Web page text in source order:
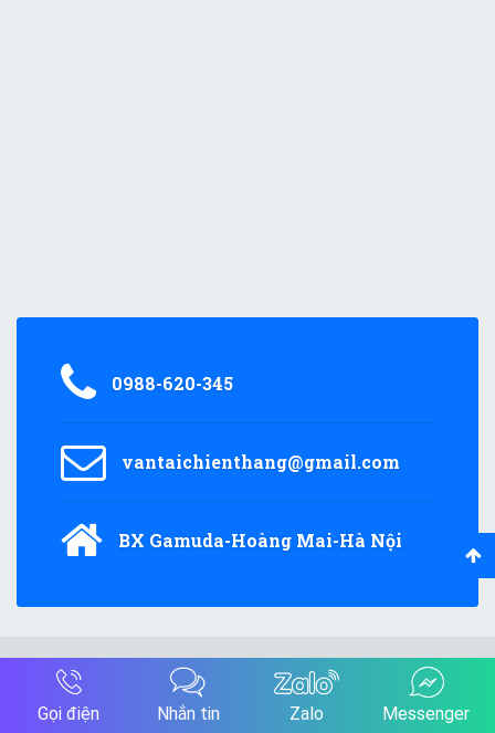
0988-620-345
vantaichienthang@gmail.com
BX Gamuda-Hoàng Mai-Hà Nội
vantaichienthang.com All Rights Reserved.
Gọi điện Nhắn tin Zalo Messenger